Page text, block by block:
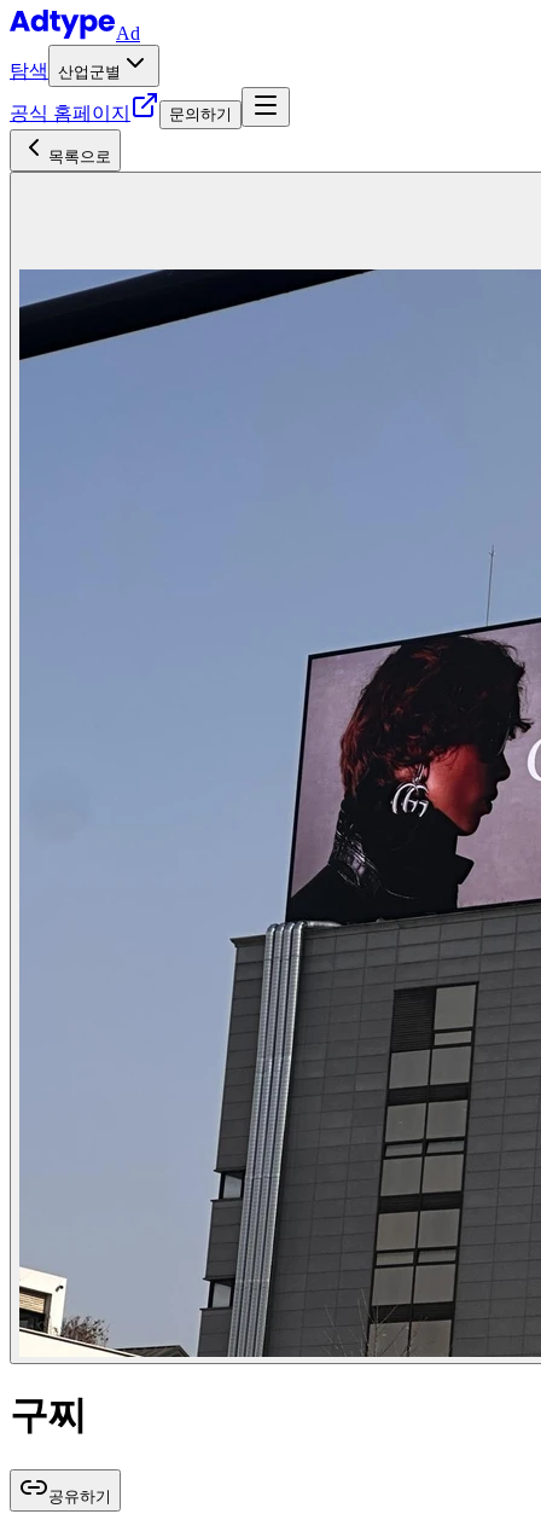
Ad
탐색
산업군별
공식 홈페이지 문의하기
목록으로
구찌
공유하기